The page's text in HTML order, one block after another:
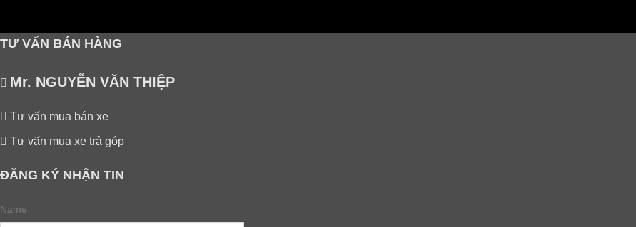
TƯ VẤN BÁN HÀNG
Mr. NGUYỄN VĂN THIỆP
Tư vấn mua bán xe
Tư vấn mua xe trả góp
ĐĂNG KÝ NHẬN TIN
Name